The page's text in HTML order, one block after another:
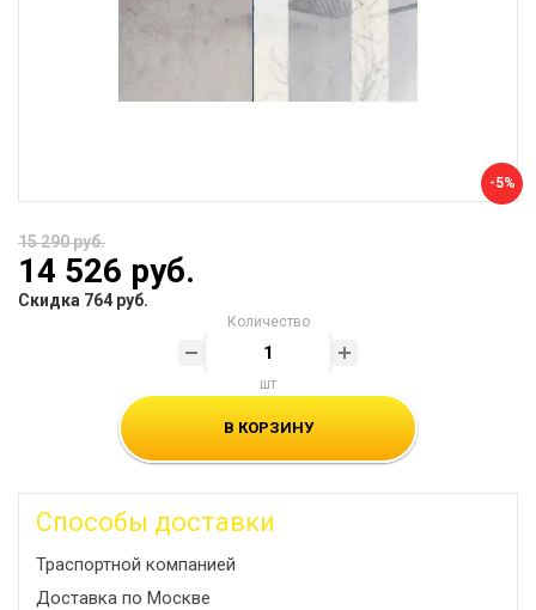
-5%
15 290 руб.
14 526 руб.
Скидка 764 руб.
Количество
шт
В КОРЗИНУ
Способы доставки
Траспортной компанией
Доставка по Москве